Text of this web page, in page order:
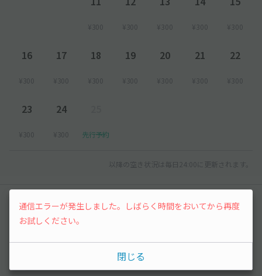
¥300 ¥300 ¥300 ¥300 ¥300
16
¥300
17
¥300
18
¥300
19
¥300
20
¥300
21
¥300
22
¥300
23
¥300
24
¥300 先行予約
以降の空き状況は毎日24:00に更新されます。
レビュー
ために、利用後にレビューを投稿してみましょ
通信エラーが発生しました。しばらく時間をおいてから再度
お試しください。
閉じる